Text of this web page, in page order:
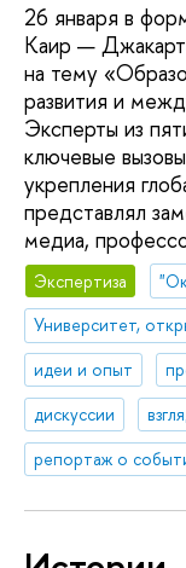
26 января в
Каир —
на тему
развития и
Эксперты из
ключевые
укрепления
представлял
медиа,
Экспертиза
Университет,
идеи и опыт
дискуссии
репортаж о